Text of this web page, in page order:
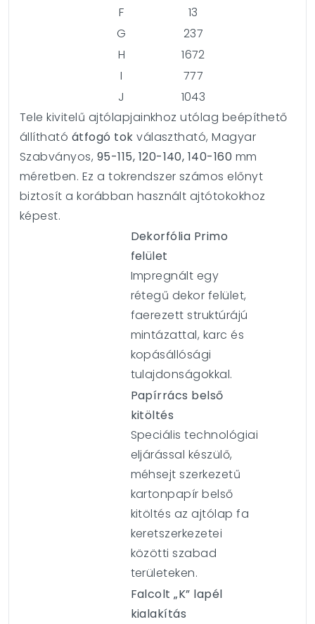
F
13
G
237
H
1672
I
777
J
1043
Tele kivitelű ajtólapjainkhoz utólag beépíthető
állítható átfogó tok választható, Magyar
Szabványos, 95-115, 120-140, 140-160 mm
méretben. Ez a tokrendszer számos előnyt
biztosít a korábban használt ajtótokokhoz
képest.
Dekorfólia Primo
felület
Impregnált egy
rétegű dekor felület,
faerezett struktúrájú
mintázattal, karc és
kopásállósági
tulajdonságokkal.
Papírrács belső
kitöltés
Speciális technológiai
eljárással készülő,
méhsejt szerkezetű
kartonpapír belső
kitöltés az ajtólap fa
keretszerkezetei
közötti szabad
területeken.
Falcolt „K” lapél
kialakítás